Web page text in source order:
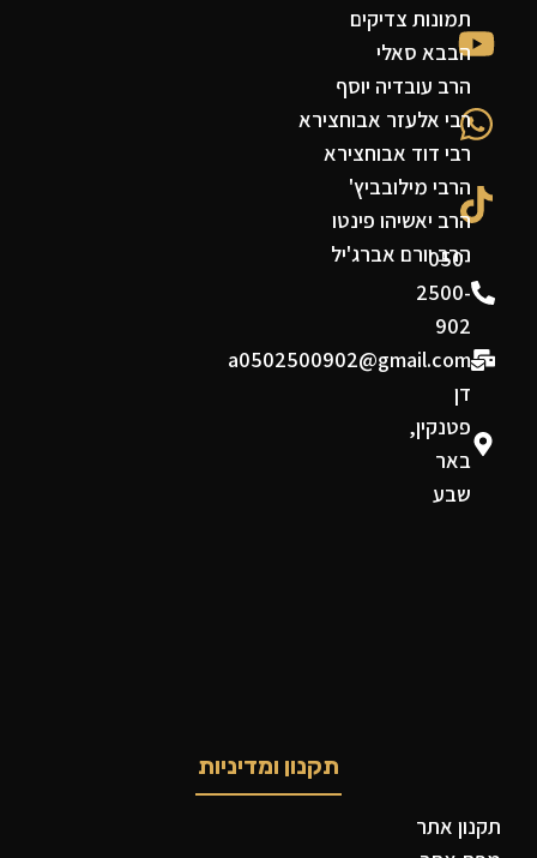
050-
2500-
902
a0502500902@gmail.com
דן
פטנקין,
באר
שבע
תמונות צדיקים
הבבא סאלי
הרב עובדיה יוסף
רבי אלעזר אבוחצירא
רבי דוד אבוחצירא
הרבי מילובביץ'
הרב יאשיהו פינטו
הרב יורם אברג'יל
תקנון ומדיניות
תקנון אתר